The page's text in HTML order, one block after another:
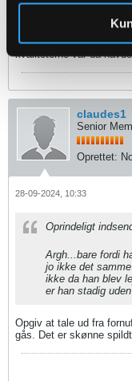
spilles god, selv om
Han blev da også kåret
kvaliteterne var da
claudes1
Senior
Oprettet:
28-09-2024, 10:33
Oprindeligt
Argh...bare fordi
jo ikke det
ikke da han blev
er han stadig
Opgiv at tale ud fra
gås. Det er skønne